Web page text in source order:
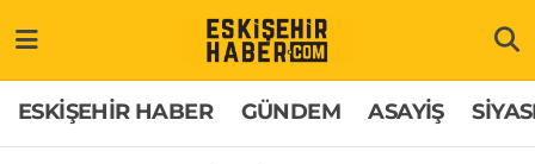
ESKİŞEHİR HABER GÜNDEM ASAYİŞ
GÜNDEM
Hakkımızda
Odunpazarı Trafik Yoğunluk Haritası